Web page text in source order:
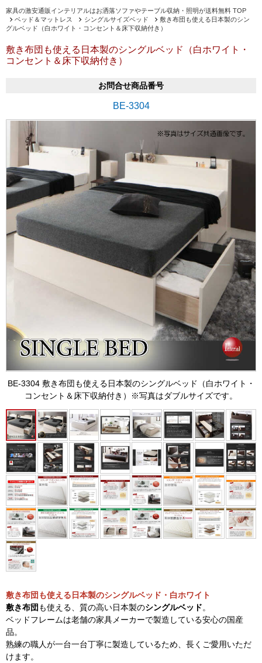
家具の激安通販インテリアルはお洒落ソファやテーブル収納・照明が送料無料 TOP
ベッド＆マットレス
シングルサイズベッド
敷き布団も使える日本製のシン
グルベッド（白ホワイト・コンセント＆床下収納付き）
敷き布団も使える日本製のシングルベッド（白ホワイト・
コンセント＆床下収納付き）
お問合せ商品番号
BE-3304
BE-3304 敷き布団も使える日本製のシングルベッド（白ホワイト・
コンセント＆床下収納付き）※写真はダブルサイズです。
敷き布団も使える日本製のシングルベッド・白ホワイト
敷き布団 も使える、質の高い日本製のシングルベッド。
ベッドフレームは老舗の家具メーカーで製造している安心の国産
品。
熟練の職人が一台一台丁寧に製造しているため、長くご愛用いただ
けます。